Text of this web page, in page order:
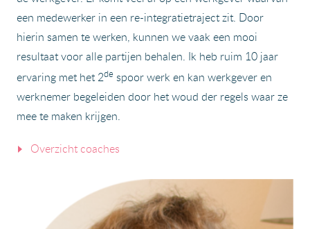
een medewerker in een re-integratietraject zit. Door
hierin samen te werken, kunnen we vaak een mooi
resultaat voor alle partijen behalen. Ik heb ruim 10 jaar
ervaring met het 2de spoor werk en kan werkgever en
werknemer begeleiden door het woud der regels waar ze
mee te maken krijgen.
Overzicht coaches